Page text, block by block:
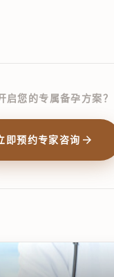
启您的专属备孕方案？
即预约专家咨询 arrow_forward